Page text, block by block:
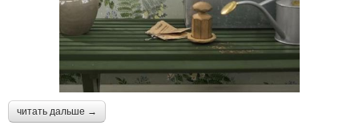
читать дальше →